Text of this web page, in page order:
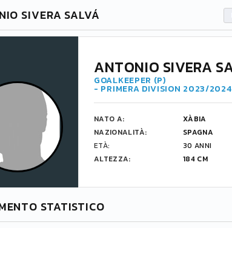
SIVERA SALVÁ
ANTONIO SIVERA
GOALKEEPER (P)
- PRIMERA DIVISION 2023/2024
NATO A:
XÀBIA
NAZIONALITÀ:
SPAGNA
ETÀ:
30 ANNI
ALTEZZA:
184 CM
STATISTICO